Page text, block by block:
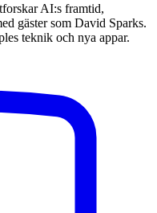
AI:s framtid,
gäster som David Sparks.
teknik och nya appar.